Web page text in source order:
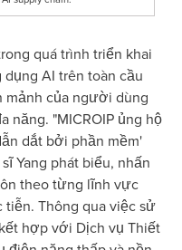
quá trình triển khai
AI trên toàn cầu
mảnh của người dùng
năng. "MICROIP ủng hộ
dắt bởi phần mềm'
Yang phát biểu, nhấn
theo từng lĩnh vực
Thông qua việc sử
hợp với Dịch vụ Thiết